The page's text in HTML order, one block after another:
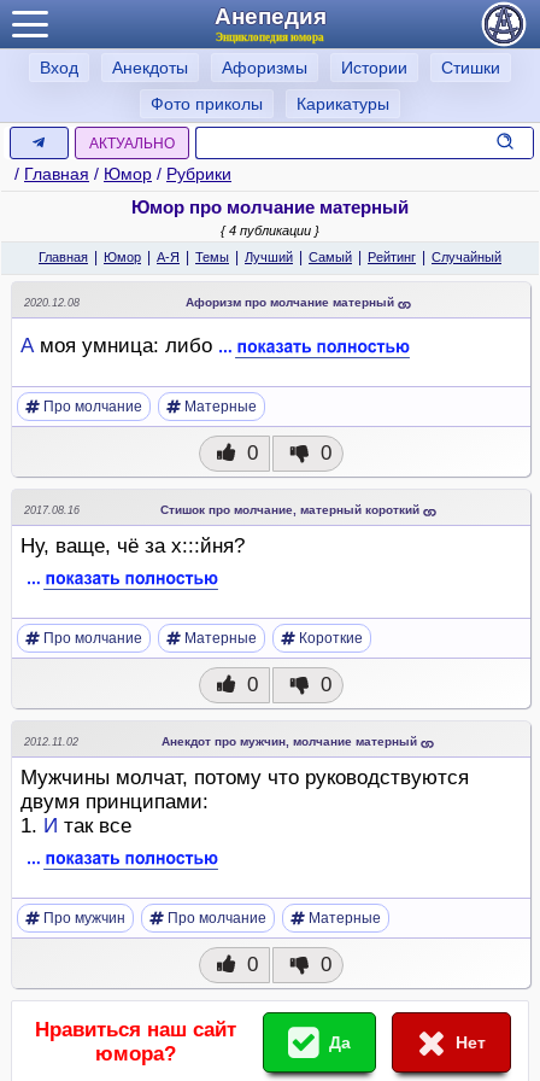
Анепедия
Энциклопедия юмора
Вход Анекдоты Афоризмы Истории
Стишки
Фото приколы
Карикатуры
АКТУАЛЬНО
/ Главная / Юмор / Рубрики
Юмор про молчание матерный
{ 4 публикации }
Главная
Юмор А-Я Темы Лучший Самый Рейтинг Случайный
2020.12.08 Афоризм про молчание матерный
Амоя умница: либо
Про молчание Матерные
0 0
2017.08.16 Стишок про молчание, матерный короткий
Ну, ваще, чё за х:::йня?
Про молчание Матерные Короткие
0 0
2012.11.02 Анекдот про мужчин, молчание матерный
Мужчины молчат, потому что руководствуются
двумя принципами:
1. И так все
Про мужчин Про молчание Матерные
0 0
Нравиться наш сайт
юмора?
Да Нет